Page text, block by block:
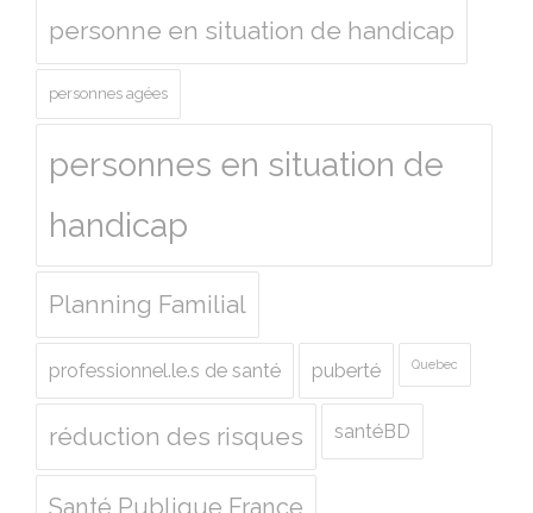
personne en situation de handicap
personnes agées
personnes en situation de
handicap
Planning Familial
professionnel.le.s de santé puberté Quebec
réduction des risques santéBD
Santé Publique France